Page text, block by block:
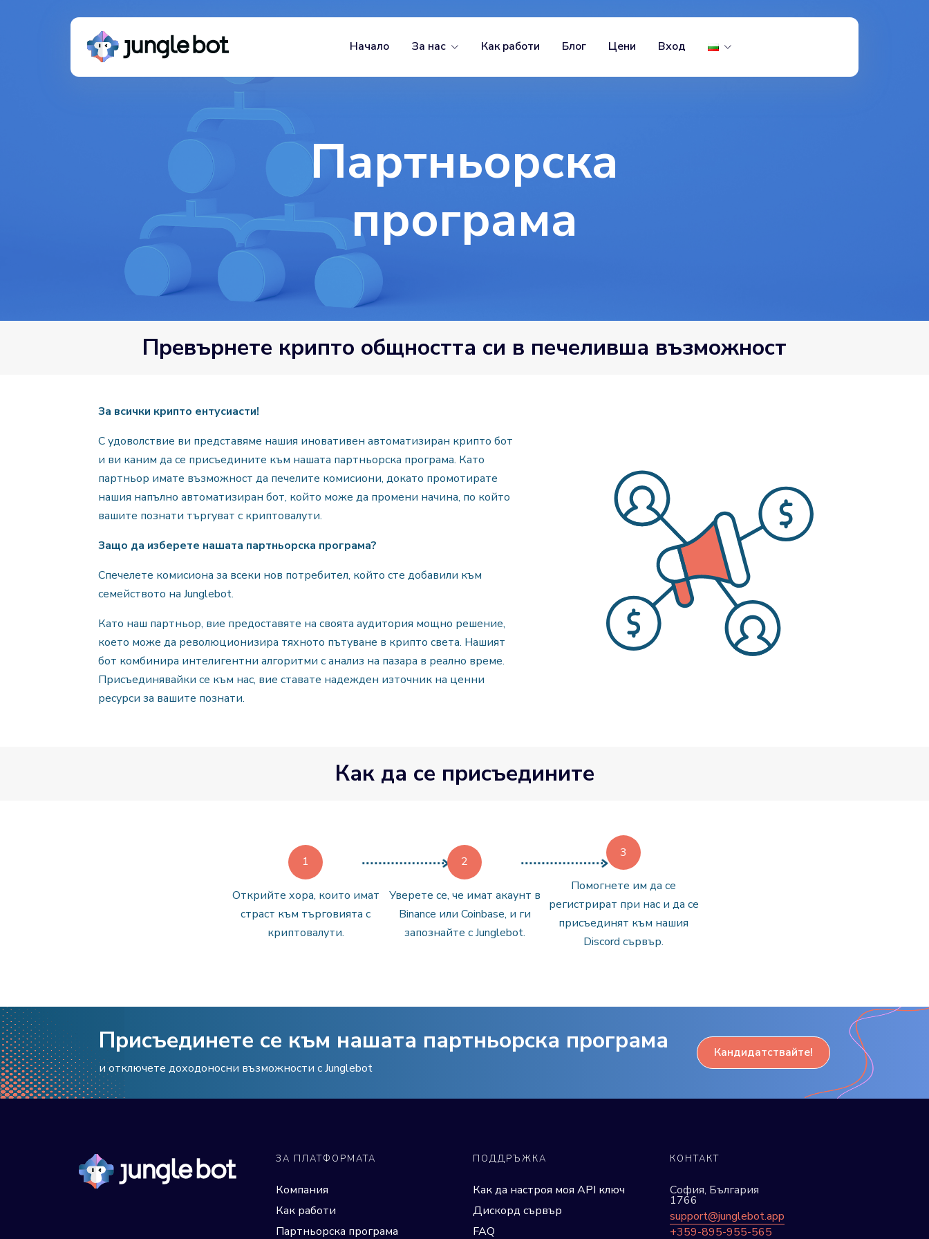
Начало За нас Как работи Блог Цени Вход
Партньорска
програма
Превърнете крипто общността си в печеливша възможност
За всички крипто ентусиасти!
С удоволствие ви представяме нашия иновативен автоматизиран крипто бот
и ви каним да се присъедините към нашата партньорска програма. Като
партньор имате възможност да печелите комисиони, докато промотирате
нашия напълно автоматизиран бот, който може да промени начина, по който
вашите познати търгуват с криптовалути.
Защо да изберете нашата партньорска програма?
Спечелете комисиона за всеки нов потребител, който сте добавили към
семейството на Junglebot.
Като наш партньор, вие предоставяте на своята аудитория мощно решение,
което може да революционизира тяхното пътуване в крипто света. Нашият
бот комбинира интелигентни алгоритми с анализ на пазара в реално време.
Присъединявайки се към нас, вие ставате надежден източник на ценни
ресурси за вашите познати.
Как да се присъедините
Открийте хора, които имат
страст към търговията с
криптовалути.
Уверете се, че имат акаунт в
Binance или Coinbase, и ги
запознайте с Junglebot.
Помогнете им да се
регистрират при нас и да се
присъединят към нашия
Discord сървър.
Присъединете се към нашата партньорска програма
и отключете доходоносни възможности с Junglebot
Кандидатствайте!
ЗА ПЛАТФОРМАТА
Компания
Как работи
Партньорска програма
ПОДДРЪЖКА
Как да настроя моя API ключ
Дискорд сървър
FAQ
КОНТАКТ
София, България
1766
support@junglebot.app
+359-895-955-565